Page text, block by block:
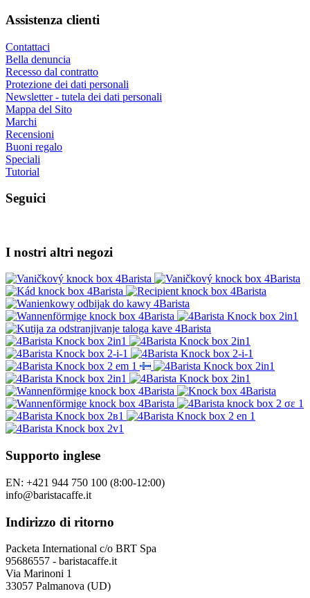
Assistenza clienti
Contattaci
Bella denuncia
Recesso dal contratto
Protezione dei dati personali
Newsletter - tutela dei dati personali
Mappa del Sito
Marchi
Recensioni
Buoni regalo
Speciali
Tutorial
Seguici
I nostri altri negozi
Supporto inglese
EN: +421 944 750 100 (8:00-12:00)
info@baristacaffe.it
Indirizzo di ritorno
Packeta International c/o BRT Spa
95686557 - baristacaffe.it
Via Marinoni 1
33057 Palmanova (UD)